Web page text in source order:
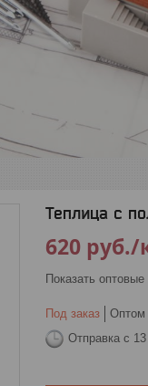
Теплица с
620 руб./
Показать
Под заказ
Оптом
Отправка с